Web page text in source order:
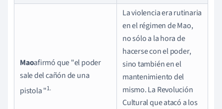
Maoafirmó que "el poder
sale del cañón de una
pistola "1.
La violencia era rutinaria
en el régimen de Mao,
no sólo a la hora de
hacerse con el poder,
sino también en el
mantenimiento del
mismo. La Revolución
Cultural que atacó a los